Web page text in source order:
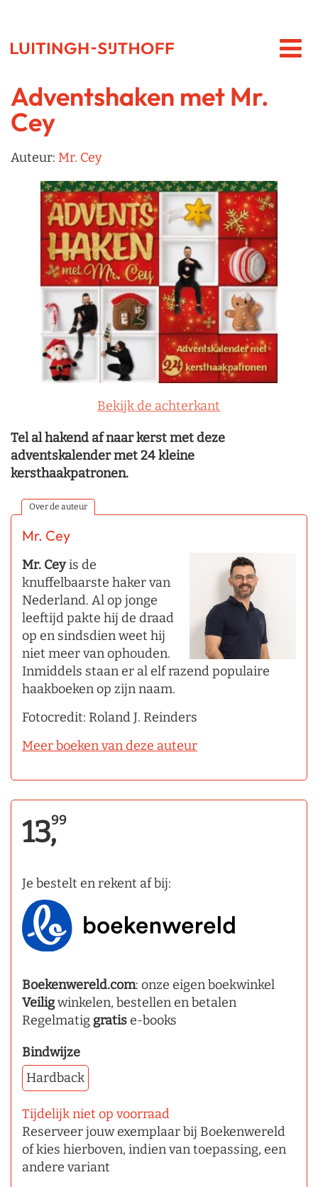
Adventshaken met Mr.
Cey
Auteur: Mr. Cey
Bekijk de achterkant
Tel al hakend af naar kerst met deze
adventskalender met 24 kleine
kersthaakpatronen.
Over de auteur
Mr. Cey
Mr. Ceyis de
knuffelbaarste haker van
Nederland. Al op jonge
leeftijd pakte hij de draad
op en sindsdien weet hij
niet meer van ophouden.
Inmiddels staan er al elf razend populaire
haakboeken op zijn naam.
Fotocredit: Roland J. Reinders
Meer boeken van deze auteur
13,99
Je bestelt en rekent af bij:
Boekenwereld.com: onze eigen boekwinkel
Veiligwinkelen, bestellen en betalen
Regelmatig gratise-books
Bindwijze
Hardback
Tijdelijk niet op voorraad
Reserveer jouw exemplaar bij Boekenwereld
of kies hierboven, indien van toepassing, een
andere variant